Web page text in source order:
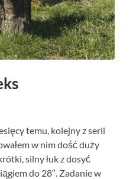
temu, kolejny z serii
w nim dość duży
silny łuk z dosyć
do 28″. Zadanie w